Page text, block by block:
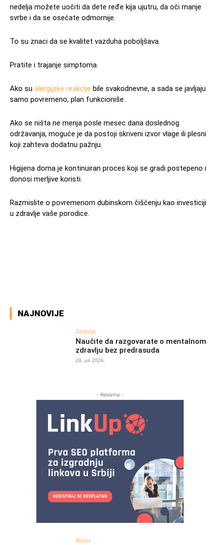
nedelja možete uočiti da dete ređe kija ujutru, da oči manje
svrbe i da se osećate odmornije.
To su znaci da se kvalitet vazduha poboljšava.
Pratite i trajanje simptoma.
Ako su alergijske reakcije bile svakodnevne, a sada se javljaju
samo povremeno, plan funkcioniše.
Ako se ništa ne menja posle mesec dana doslednog
održavanja, moguće je da postoji skriveni izvor vlage ili plesni
koji zahteva dodatnu pažnju.
Higijena doma je kontinuiran proces koji se gradi postepeno i
donosi merljive koristi.
Razmislite o povremenom dubinskom čišćenju kao investiciji
u zdravlje vaše porodice.
NAJNOVIJE
Zdravlje
Naučite da razgovarate o mentalnom
zdravlju bez predrasuda
28. jul 2026.
- Reklama -
Biznis